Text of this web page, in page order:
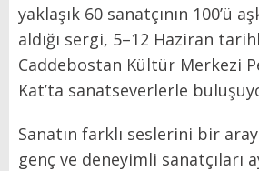
yaklaşık 60 sanatçının 100’ü
aldığı sergi, 5–12 Haziran
Caddebostan Kültür Merkezi
Kat’ta sanatseverlerle
Sanatın farklı seslerini bir
genç ve deneyimli sanatçıları